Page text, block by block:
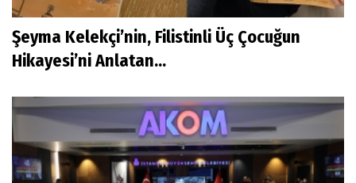
Şeyma Kelekçi’nin, Filistinli Üç Çocuğun
Hikayesi’ni Anlatan...